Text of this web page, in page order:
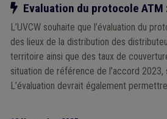
Notre action
Evaluation du protocole ATM :
L’UVCW souhaite que l’évaluation du
des lieux de la distribution des
territoire ainsi que des taux de
situation de référence de l’accord
L’évaluation devrait également
manière objective les zones mal